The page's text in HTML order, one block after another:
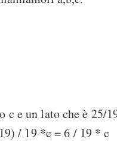
c e un lato che è 25/
/ 19 *c = 6 / 19 * c